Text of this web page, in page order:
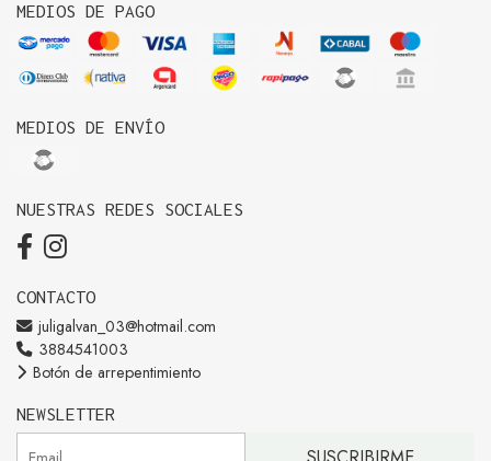
MEDIOS DE PAGO
MEDIOS DE ENVÍO
NUESTRAS REDES SOCIALES
CONTACTO
juligalvan_03@hotmail.com
3884541003
Botón de arrepentimiento
NEWSLETTER